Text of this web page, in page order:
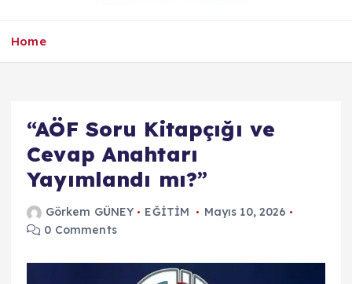
Home
“AÖF Soru Kitapçığı ve
Cevap Anahtarı
Yayımlandı mı?”
Görkem GÜNEY EĞİTİM
Mayıs 10, 2026
0 Comments